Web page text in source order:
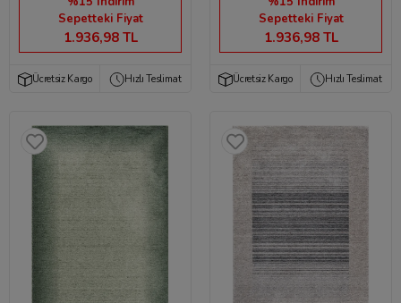
Sepetteki Fiyat
1.936,98 TL
Ücretsiz Kargo Hızlı Teslimat
Sepetteki Fiyat
1.936,98 TL
Ücretsiz Kargo Hızlı Teslimat